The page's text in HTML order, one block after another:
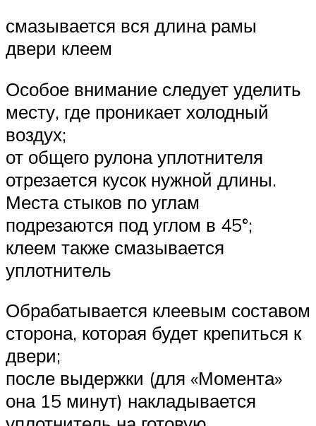
смазывается вся длина рамы
двери клеем
Особое внимание следует уделить
месту, где проникает холодный
воздух;
от общего рулона уплотнителя
отрезается кусок нужной длины.
Места стыков по углам
подрезаются под углом в 45°;
клеем также смазывается
уплотнитель
Обрабатывается клеевым составом
сторона, которая будет крепиться к
двери;
после выдержки (для «Момента»
она 15 минут) накладывается